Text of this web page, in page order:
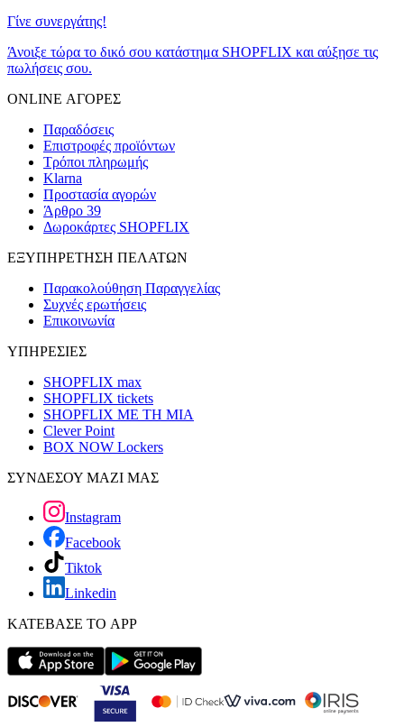
Γίνε συνεργάτης!
Άνοιξε τώρα το δικό σου κατάστημα SHOPFLIX και αύξησε τις
πωλήσεις σου.
ONLINE ΑΓΟΡΕΣ
Παραδόσεις
Επιστροφές προϊόντων
Τρόποι πληρωμής
Klarna
Προστασία αγορών
Άρθρο 39
Δωροκάρτες SHOPFLIX
ΕΞΥΠΗΡΕΤΗΣΗ ΠΕΛΑΤΩΝ
Παρακολούθηση Παραγγελίας
Συχνές ερωτήσεις
Επικοινωνία
ΥΠΗΡΕΣΙΕΣ
SHOPFLIX max
SHOPFLIX tickets
SHOPFLIX ΜΕ ΤΗ ΜΙΑ
Clever Point
BOX NOW Lockers
ΣΥΝΔΕΣΟΥ ΜΑΖΙ ΜΑΣ
Instagram
Facebook
Tiktok
Linkedin
ΚΑΤΕΒΑΣΕ ΤΟ APP